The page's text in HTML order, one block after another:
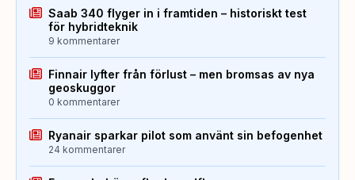
Saab 340 flyger in i framtiden – historiskt test
för hybridteknik
9 kommentarer
Finnair lyfter från förlust – men bromsas av nya
geoskuggor
0 kommentarer
Ryanair sparkar pilot som använt sin befogenhet
24 kommentarer